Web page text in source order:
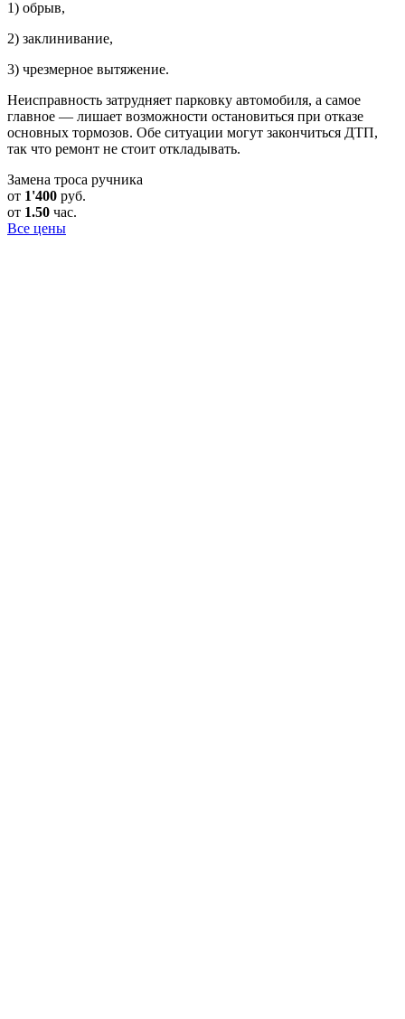
1) обрыв,
2) заклинивание,
3) чрезмерное вытяжение.
Неисправность затрудняет парковку автомобиля, а самое
главное — лишает возможности остановиться при отказе
основных тормозов. Обе ситуации могут закончиться ДТП,
так что ремонт не стоит откладывать.
Замена троса ручника
от 1'400 руб.
от 1.50 час.
Все цены